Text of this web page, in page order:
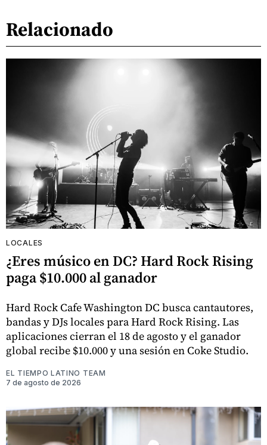
Relacionado
LOCALES
¿Eres músico en DC? Hard Rock Rising
paga $10.000 al ganador
Hard Rock Cafe Washington DC busca cantautores,
bandas y DJs locales para Hard Rock Rising. Las
aplicaciones cierran el 18 de agosto y el ganador
global recibe $10.000 y una sesión en Coke Studio.
EL TIEMPO LATINO TEAM
7 de agosto de 2026